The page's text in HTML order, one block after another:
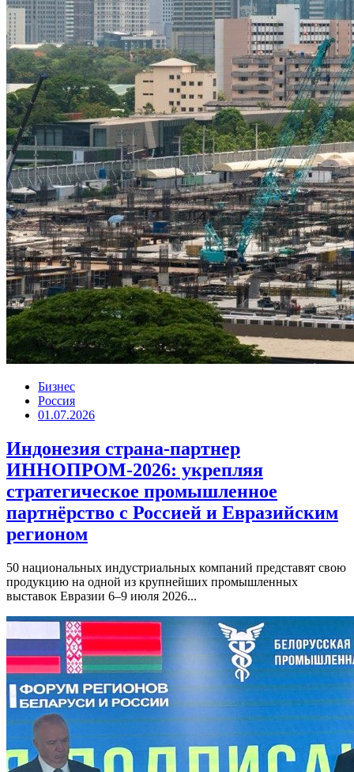
Бизнес
Россия
01.07.2026
Индонезия страна-партнер
ИННОПРОМ-2026: укрепляя
стратегическое промышленное
партнёрство с Россией и Евразийским
регионом
50 национальных индустриальных компаний представят свою
продукцию на одной из крупнейших промышленных
выставок Евразии 6–9 июля 2026...